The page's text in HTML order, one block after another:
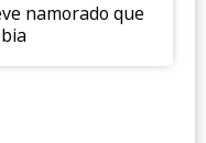
namorado que